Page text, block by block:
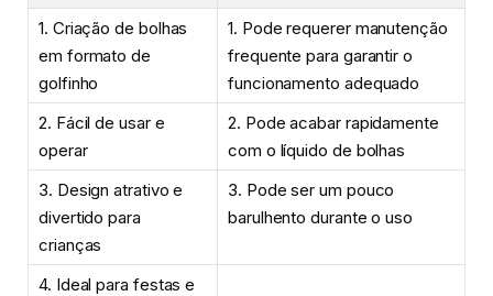
1. Criação de bolhas
em formato de
golfinho
1. Pode requerer manutenção
frequente para garantir o
funcionamento adequado
2. Fácil de usar e
operar
2. Pode acabar rapidamente
com o líquido de bolhas
3. Design atrativo e
divertido para
crianças
3. Pode ser um pouco
barulhento durante o uso
4. Ideal para festas e